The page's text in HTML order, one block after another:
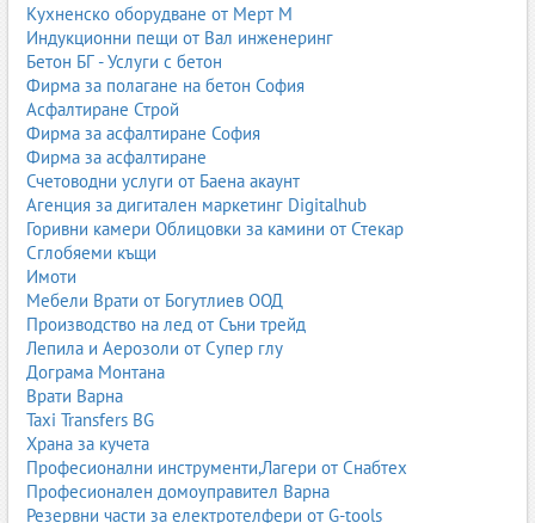
Храни за деца над 1 година
След навършване на 1 година децата започват да консумират
по-широк набор от храни. Производителите предлагат
специални менюта, закуски, напитки и десерти, съобразени с
нуждите на малките деца. Тези продукти са по-плътни като
текстура и по-богати на хранителни вещества. Родителите
търсят храни без излишни добавки, с балансиран състав и
подходящи за ежедневна консумация. Пазарът включва био
продукти, готови ястия, зърнени закуски и детски напитки.
Хипоалергенни и специализирани храни
Хипоалергенните и специализирани бебешки храни са
предназначени за деца с алергии, непоносимости или
специфични нужди. Те включват формули без лактоза, без
глутен, хидролизирани млека, аминокиселинни формули и
специални пюрета. Производството им е строго контролирано,
а съставът е подбран така, че да минимизира риска от
алергични реакции. Родителите търсят продукти, препоръчани
от педиатри и с доказана безопасност.
Тенденции и иновации при бебешките храни
Кухненско оборудване от Мерт М
Индукционни пещи от Вал инженеринг
Бетон БГ - Услуги с бетон
Фирма за полагане на бетон София
Асфалтиране Строй
Фирма за асфалтиране София
Фирма за асфалтиране
Счетоводни услуги от Баена акаунт
Агенция за дигитален маркетинг Digitalhub
Горивни камери Облицовки за камини от Стекар
Сглобяеми къщи
Имоти
Мебели Врати от Богутлиев ООД
Производство на лед от Съни трейд
Лепила и Аерозоли от Супер глу
Дограма Монтана
Врати Варна
Taxi Transfers BG
Храна за кучета
Професионални инструменти,Лагери от Снабтех
Професионален домоуправител Варна
Резервни части за електротелфери от G-tools